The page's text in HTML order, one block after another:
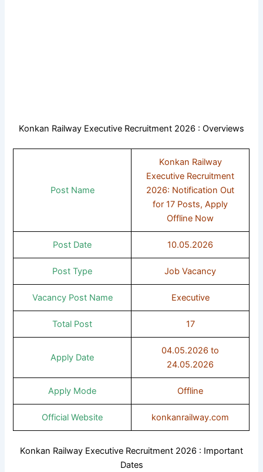
Konkan Railway Executive Recruitment 2026 : Overviews
Post Name
Konkan Railway
Executive Recruitment
2026: Notification Out
for 17 Posts, Apply
Offline Now
Post Date 10.05.2026
Post Type Job Vacancy
Vacancy Post Name Executive
Total Post 17
Apply Date
04.05.2026 to
24.05.2026
Apply Mode Offline
Official Website konkanrailway.com
Konkan Railway Executive Recruitment 2026 : Important
Dates